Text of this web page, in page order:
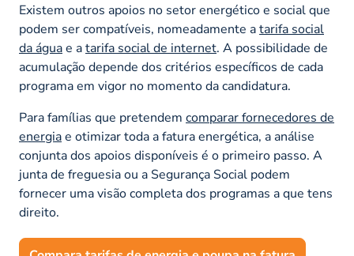
Existem outros apoios no setor energético e social que
podem ser compatíveis, nomeadamente atarifa social
da águae atarifa social de internet. A possibilidade de
acumulação depende dos critérios específicos de cada
programa em vigor no momento da candidatura.
Para famílias que pretendem comparar fornecedores de
energiae otimizar toda a fatura energética, a análise
conjunta dos apoios disponíveis é o primeiro passo. A
junta de freguesia ou a Segurança Social podem
fornecer uma visão completa dos programas a que tens
direito.